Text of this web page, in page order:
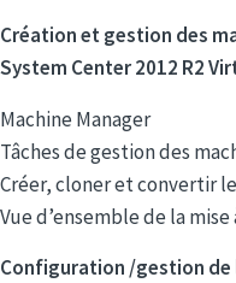
Création et gestion des
System Center 2012 R2
Machine Manager
Tâches de gestion des
Créer, cloner et convertir
Vue d’ensemble de la
Configuration /gestion de